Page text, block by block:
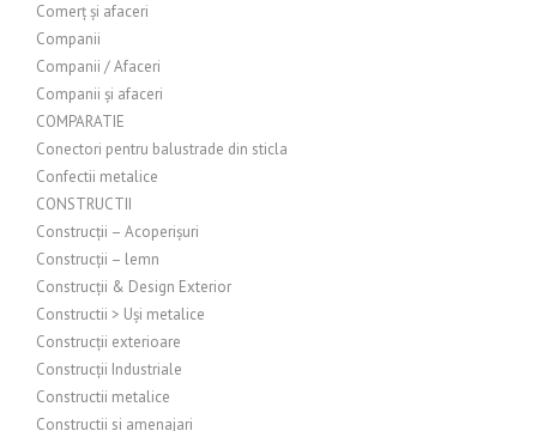
Comerț și afaceri
Companii
Companii / Afaceri
Companii și afaceri
COMPARATIE
Conectori pentru balustrade din sticla
Confectii metalice
CONSTRUCTII
Construcții – Acoperișuri
Construcții – lemn
Construcții & Design Exterior
Constructii > Uși metalice
Construcții exterioare
Construcții Industriale
Constructii metalice
Constructii si amenajari